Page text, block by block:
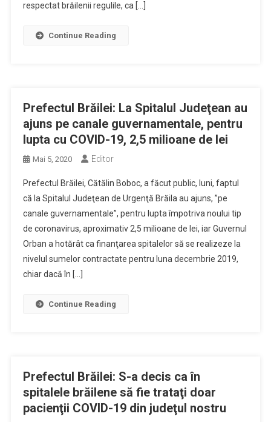
respectat brăilenii regulile, ca […]
Continue Reading
Prefectul Brăilei: La Spitalul Judeţean au
ajuns pe canale guvernamentale, pentru
lupta cu COVID-19, 2,5 milioane de lei
Mai 5, 2020 Editor
Prefectul Brăilei, Cătălin Boboc, a făcut public, luni, faptul
că la Spitalul Judeţean de Urgenţă Brăila au ajuns, ”pe
canale guvernamentale”, pentru lupta împotriva noului tip
de coronavirus, aproximativ 2,5 milioane de lei, iar Guvernul
Orban a hotărât ca finanţarea spitalelor să se realizeze la
nivelul sumelor contractate pentru luna decembrie 2019,
chiar dacă în […]
Continue Reading
Prefectul Brăilei: S-a decis ca în
spitalele brăilene să fie trataţi doar
pacienţii COVID-19 din judeţul nostru